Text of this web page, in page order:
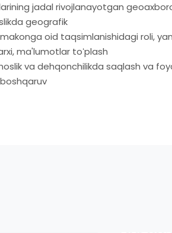
jadal rivojlanayotgan
geografik
oid taqsimlanishidagi roli,
ma'lumotlar toʻplash
va dehqonchilikda saqlash va